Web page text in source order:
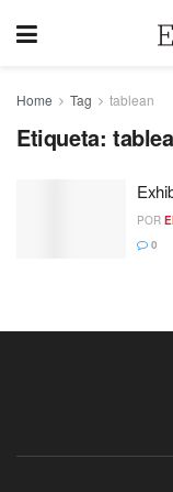
Home Tag tablean
Etiqueta:
POR
0